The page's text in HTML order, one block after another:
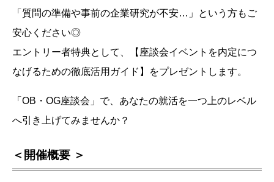
「質問の準備や事前の企業研究が不安…」という方もご
安心ください◎
エントリー者特典として、【座談会イベントを内定につ
なげるための徹底活用ガイド】をプレゼントします。
「OB・OG座談会」で、あなたの就活を一つ上のレベル
へ引き上げてみませんか？
＜ 開催概要 ＞